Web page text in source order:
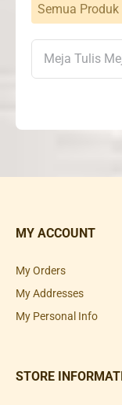
Semua Produk
MY ACCOUNT
My Orders
My Addresses
My Personal Info
STORE